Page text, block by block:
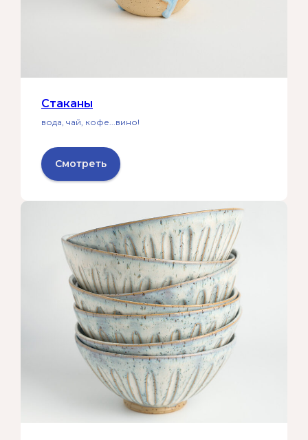
Стаканы
вода, чай, кофе...вино!
Смотреть